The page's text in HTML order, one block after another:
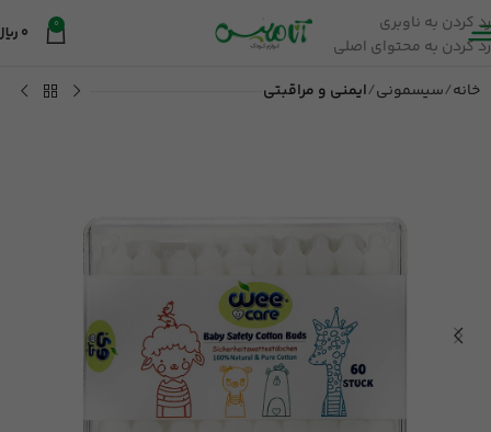
رد کردن به ناوبری
رد کردن به محتوای اصلی
0
0
خانه سیسمونی ایمنی و مراقبتی